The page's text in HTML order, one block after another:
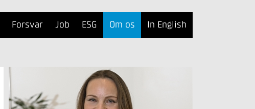
Forsvar Job ESG Om os In English